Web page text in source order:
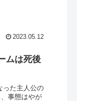
2023.05.12
ムは死後
た主人公の
事態はやが